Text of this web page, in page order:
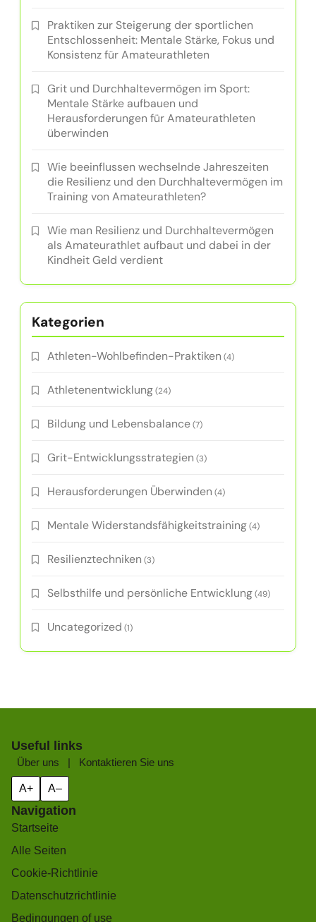
Praktiken zur Steigerung der sportlichen
Entschlossenheit: Mentale Stärke, Fokus und
Konsistenz für Amateurathleten
Grit und Durchhaltevermögen im Sport:
Mentale Stärke aufbauen und
Herausforderungen für Amateurathleten
überwinden
Wie beeinflussen wechselnde Jahreszeiten
die Resilienz und den Durchhaltevermögen im
Training von Amateurathleten?
Wie man Resilienz und Durchhaltevermögen
als Amateurathlet aufbaut und dabei in der
Kindheit Geld verdient
Kategorien
Athleten-Wohlbefinden-Praktiken (4)
Athletenentwicklung(24)
Bildung und Lebensbalance(7)
Grit-Entwicklungsstrategien (3)
Herausforderungen Überwinden (4)
Mentale Widerstandsfähigkeitstraining(4)
Resilienztechniken (3)
Selbsthilfe und persönliche Entwicklung(49)
Uncategorized (1)
Useful links
Über uns | Kontaktieren Sie uns
A+ A–
Navigation
Startseite
Alle Seiten
Cookie-Richtlinie
Datenschutzrichtlinie
Bedingungen of use